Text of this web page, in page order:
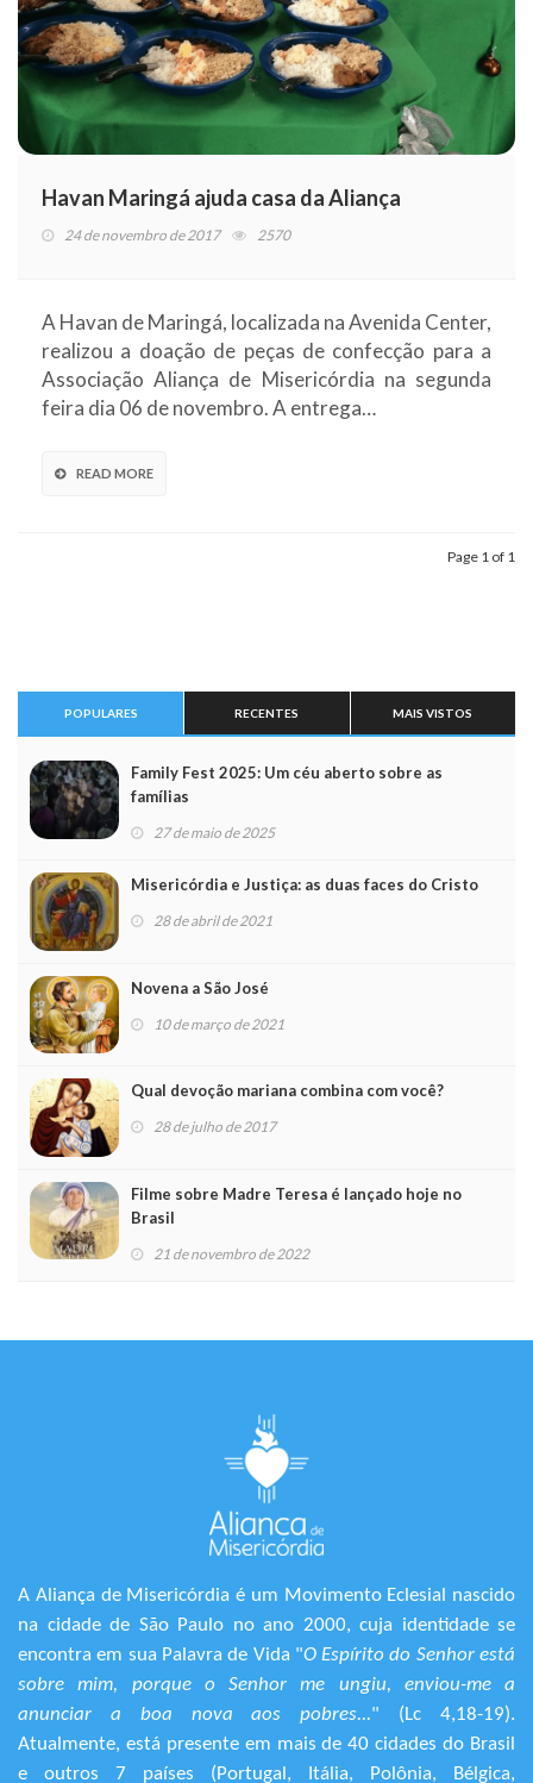
Havan Maringá ajuda casa da Aliança
24 de novembro de 2017 2570
A Havan de Maringá, localizada na Avenida Center,
realizou a doação de peças de confecção para a
Associação Aliança de Misericórdia na segunda
feira dia 06 de novembro. A entrega…
READ MORE
Page 1 of 1
POPULARES RECENTES MAIS VISTOS
Family Fest 2025: Um céu aberto sobre as
famílias
27 de maio de 2025
Misericórdia e Justiça: as duas faces do Cristo
28 de abril de 2021
Novena a São José
10 de março de 2021
Qual devoção mariana combina com você?
28 de julho de 2017
Filme sobre Madre Teresa é lançado hoje no
Brasil
21 de novembro de 2022
A Aliança de Misericórdia é um Movimento Eclesial nascido
na cidade de São Paulo no ano 2000, cuja identidade se
encontra em sua Palavra de Vida "O Espírito do Senhor está
sobre mim, porque o Senhor me ungiu, enviou-me a
anunciar a boa nova aos pobres..." (Lc 4,18-19).
Atualmente, está presente em mais de 40 cidades do Brasil
e outros 7 países (Portugal, Itália, Polônia, Bélgica,